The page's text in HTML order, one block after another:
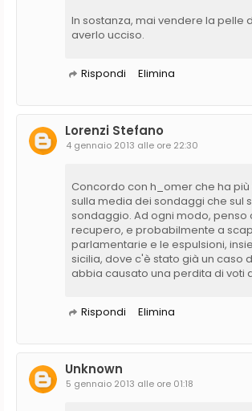
In sostanza, mai vendere la pelle
averlo ucciso.
Rispondi Elimina
Lorenzi Stefano
4 gennaio 2013 alle ore 22:30
Concordo con h_omer che ha
sulla media dei sondaggi che sul
sondaggio. Ad ogni modo, penso
recupero, e probabilmente a
parlamentarie e le espulsioni,
sicilia, dove c'è stato già un caso
abbia causato una perdita di voti
Rispondi Elimina
Unknown
5 gennaio 2013 alle ore 01:18